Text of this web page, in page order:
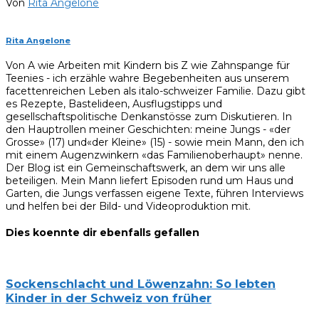
Von Rita Angelone
Rita Angelone
Von A wie Arbeiten mit Kindern bis Z wie Zahnspange für
Teenies - ich erzähle wahre Begebenheiten aus unserem
facettenreichen Leben als italo-schweizer Familie. Dazu gibt
es Rezepte, Bastelideen, Ausflugstipps und
gesellschaftspolitische Denkanstösse zum Diskutieren. In
den Hauptrollen meiner Geschichten: meine Jungs - «der
Grosse» (17) und«der Kleine» (15) - sowie mein Mann, den ich
mit einem Augenzwinkern «das Familienoberhaupt» nenne.
Der Blog ist ein Gemeinschaftswerk, an dem wir uns alle
beteiligen. Mein Mann liefert Episoden rund um Haus und
Garten, die Jungs verfassen eigene Texte, führen Interviews
und helfen bei der Bild- und Videoproduktion mit.
Dies koennte dir ebenfalls gefallen
Sockenschlacht und Löwenzahn: So lebten
Kinder in der Schweiz von früher